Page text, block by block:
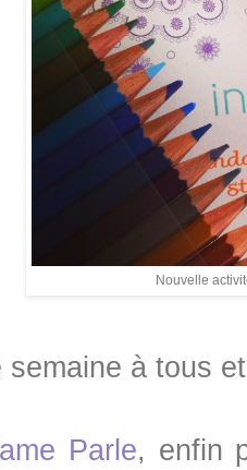
Nouvelle
semaine à tous
Parle, enfin